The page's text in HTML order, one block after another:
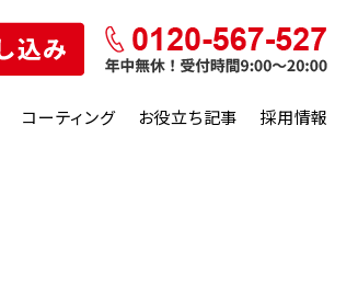
コーティング お役立ち記事 採用情報